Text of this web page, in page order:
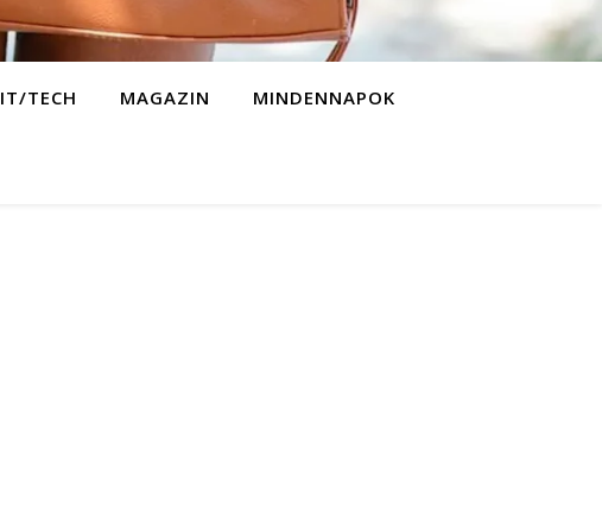
IT/TECH MAGAZIN MINDENNAPOK